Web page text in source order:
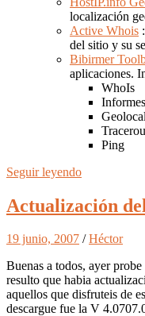
localización
Active Whois
del sitio y su
Bibirmer
aplicaciones.
WhoIs
Ping
Seguir leyendo
Actualización
19 junio, 2007 /Héctor
Buenas a todos, ayer
resulto que habia
aquellos que disfruteis de
descargue fue la V